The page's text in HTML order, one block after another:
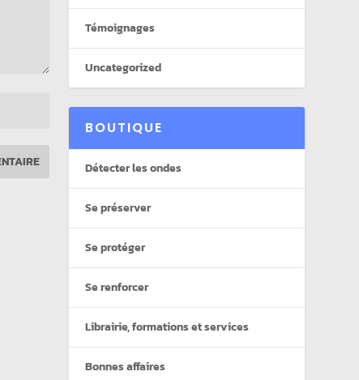
Témoignages
Uncategorized
BOUTIQUE
Détecter les ondes
Se préserver
Se protéger
Se renforcer
Librairie, formations et services
Bonnes affaires